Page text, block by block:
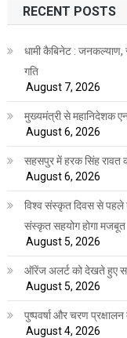
RECENT POSTS
धामी कैबिनेट : जनकल्याण,
गति
August 7, 2026
मुख्यमंत्री से महानिदेशक
August 6, 2026
सहसपुर में हरक सिंह रावत
August 6, 2026
विश्व संस्कृत दिवस से पहले
संस्कृत सहयोग होगा मजबूत
August 5, 2026
ऑरेंज अलर्ट को देखते हुए
August 5, 2026
पुष्पवर्षा और चरण
August 4, 2026